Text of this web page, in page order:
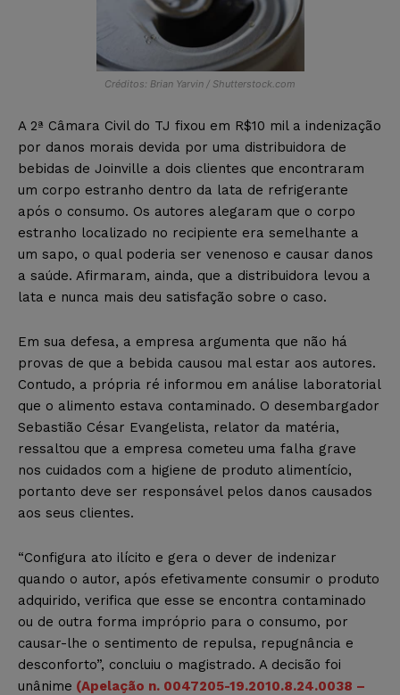
Créditos: Brian Yarvin / Shutterstock.com
A 2ª Câmara Civil do TJ fixou em R$10 mil a indenização
por danos morais devida por uma distribuidora de
bebidas de Joinville a dois clientes que encontraram
um corpo estranho dentro da lata de refrigerante
após o consumo. Os autores alegaram que o corpo
estranho localizado no recipiente era semelhante a
um sapo, o qual poderia ser venenoso e causar danos
a saúde. Afirmaram, ainda, que a distribuidora levou a
lata e nunca mais deu satisfação sobre o caso.
Em sua defesa, a empresa argumenta que não há
provas de que a bebida causou mal estar aos autores.
Contudo, a própria ré informou em análise laboratorial
que o alimento estava contaminado. O desembargador
Sebastião César Evangelista, relator da matéria,
ressaltou que a empresa cometeu uma falha grave
nos cuidados com a higiene de produto alimentício,
portanto deve ser responsável pelos danos causados
aos seus clientes.
“Configura ato ilícito e gera o dever de indenizar
quando o autor, após efetivamente consumir o produto
adquirido, verifica que esse se encontra contaminado
ou de outra forma impróprio para o consumo, por
causar-lhe o sentimento de repulsa, repugnância e
desconforto”, concluiu o magistrado. A decisão foi
unânime (Apelação n. 0047205-19.2010.8.24.0038 –